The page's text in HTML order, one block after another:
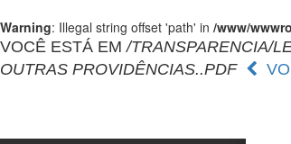
Warning: Illegal string offset 'path' in /www/
VOCÊ ESTÁ EM/TRANSPARENCIA/
OUTRAS PROVIDÊNCIAS..PDF